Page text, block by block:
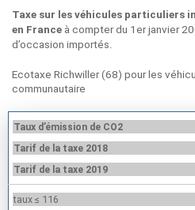
Taxe sur les véhicules particuliers
en France à compter du 1er janvier
d’occasion importés.
Ecotaxe Richwiller (68) pour les
communautaire
Taux d’émission de CO2
Tarif de la taxe 2018
Tarif de la taxe 2019
taux ≤ 116